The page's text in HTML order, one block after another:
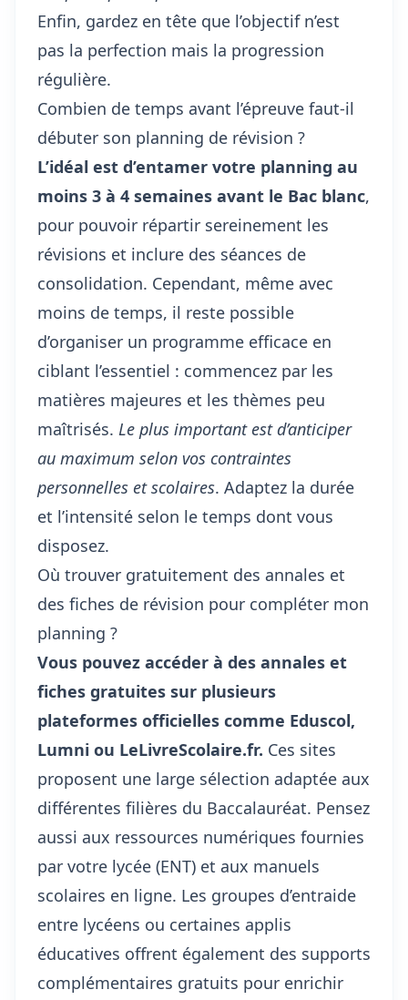
Enfin, gardez en tête que l’objectif n’est
pas la perfection mais la progression
régulière.
Combien de temps avant l’épreuve faut-il
débuter son planning de révision ?
L’idéal est d’entamer votre planning au
moins 3 à 4 semaines avant le Bac blanc,
pour pouvoir répartir sereinement les
révisions et inclure des séances de
consolidation. Cependant, même avec
moins de temps, il reste possible
d’organiser un programme efficace en
ciblant l’essentiel : commencez par les
matières majeures et les thèmes peu
maîtrisés. Le plus important est d’anticiper
au maximum selon vos contraintes
personnelles et scolaires. Adaptez la durée
et l’intensité selon le temps dont vous
disposez.
Où trouver gratuitement des annales et
des fiches de révision pour compléter mon
planning ?
Vous pouvez accéder à des annales et
fiches gratuites sur plusieurs
plateformes officielles comme Eduscol,
Lumni ou LeLivreScolaire.fr. Ces sites
proposent une large sélection adaptée aux
différentes filières du Baccalauréat. Pensez
aussi aux ressources numériques fournies
par votre lycée (ENT) et aux manuels
scolaires en ligne. Les groupes d’entraide
entre lycéens ou certaines applis
éducatives offrent également des supports
complémentaires gratuits pour enrichir